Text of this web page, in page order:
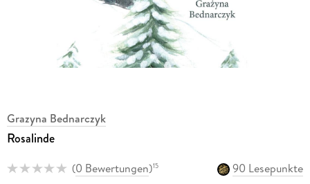
Grazyna Bednarczyk
Rosalinde
(0 Bewertungen)15
90 Lesepunkte